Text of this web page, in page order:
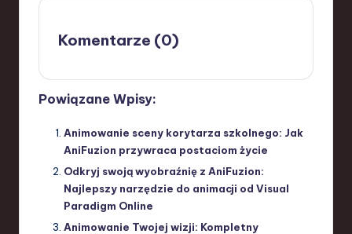
Komentarze (0)
Powiązane Wpisy:
Animowanie sceny korytarza szkolnego: Jak
AniFuzion przywraca postaciom życie
Odkryj swoją wyobraźnię z AniFuzion:
Najlepszy narzędzie do animacji od Visual
Paradigm Online
Animowanie Twojej wizji: Kompletny